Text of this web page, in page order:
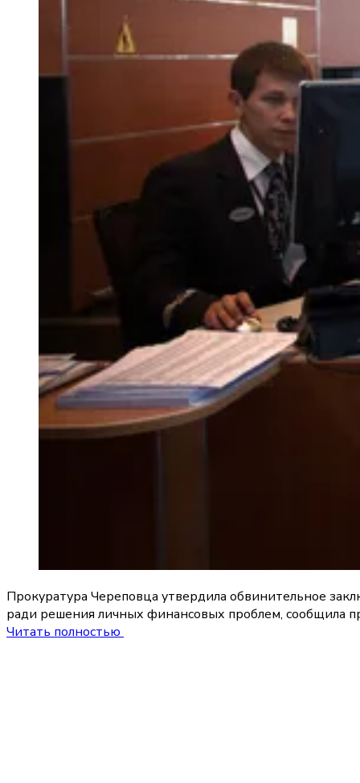
Прокуратура Череповца утвердила обвинительное
ради решения личных финансовых проблем, сообщила
Читать полностью